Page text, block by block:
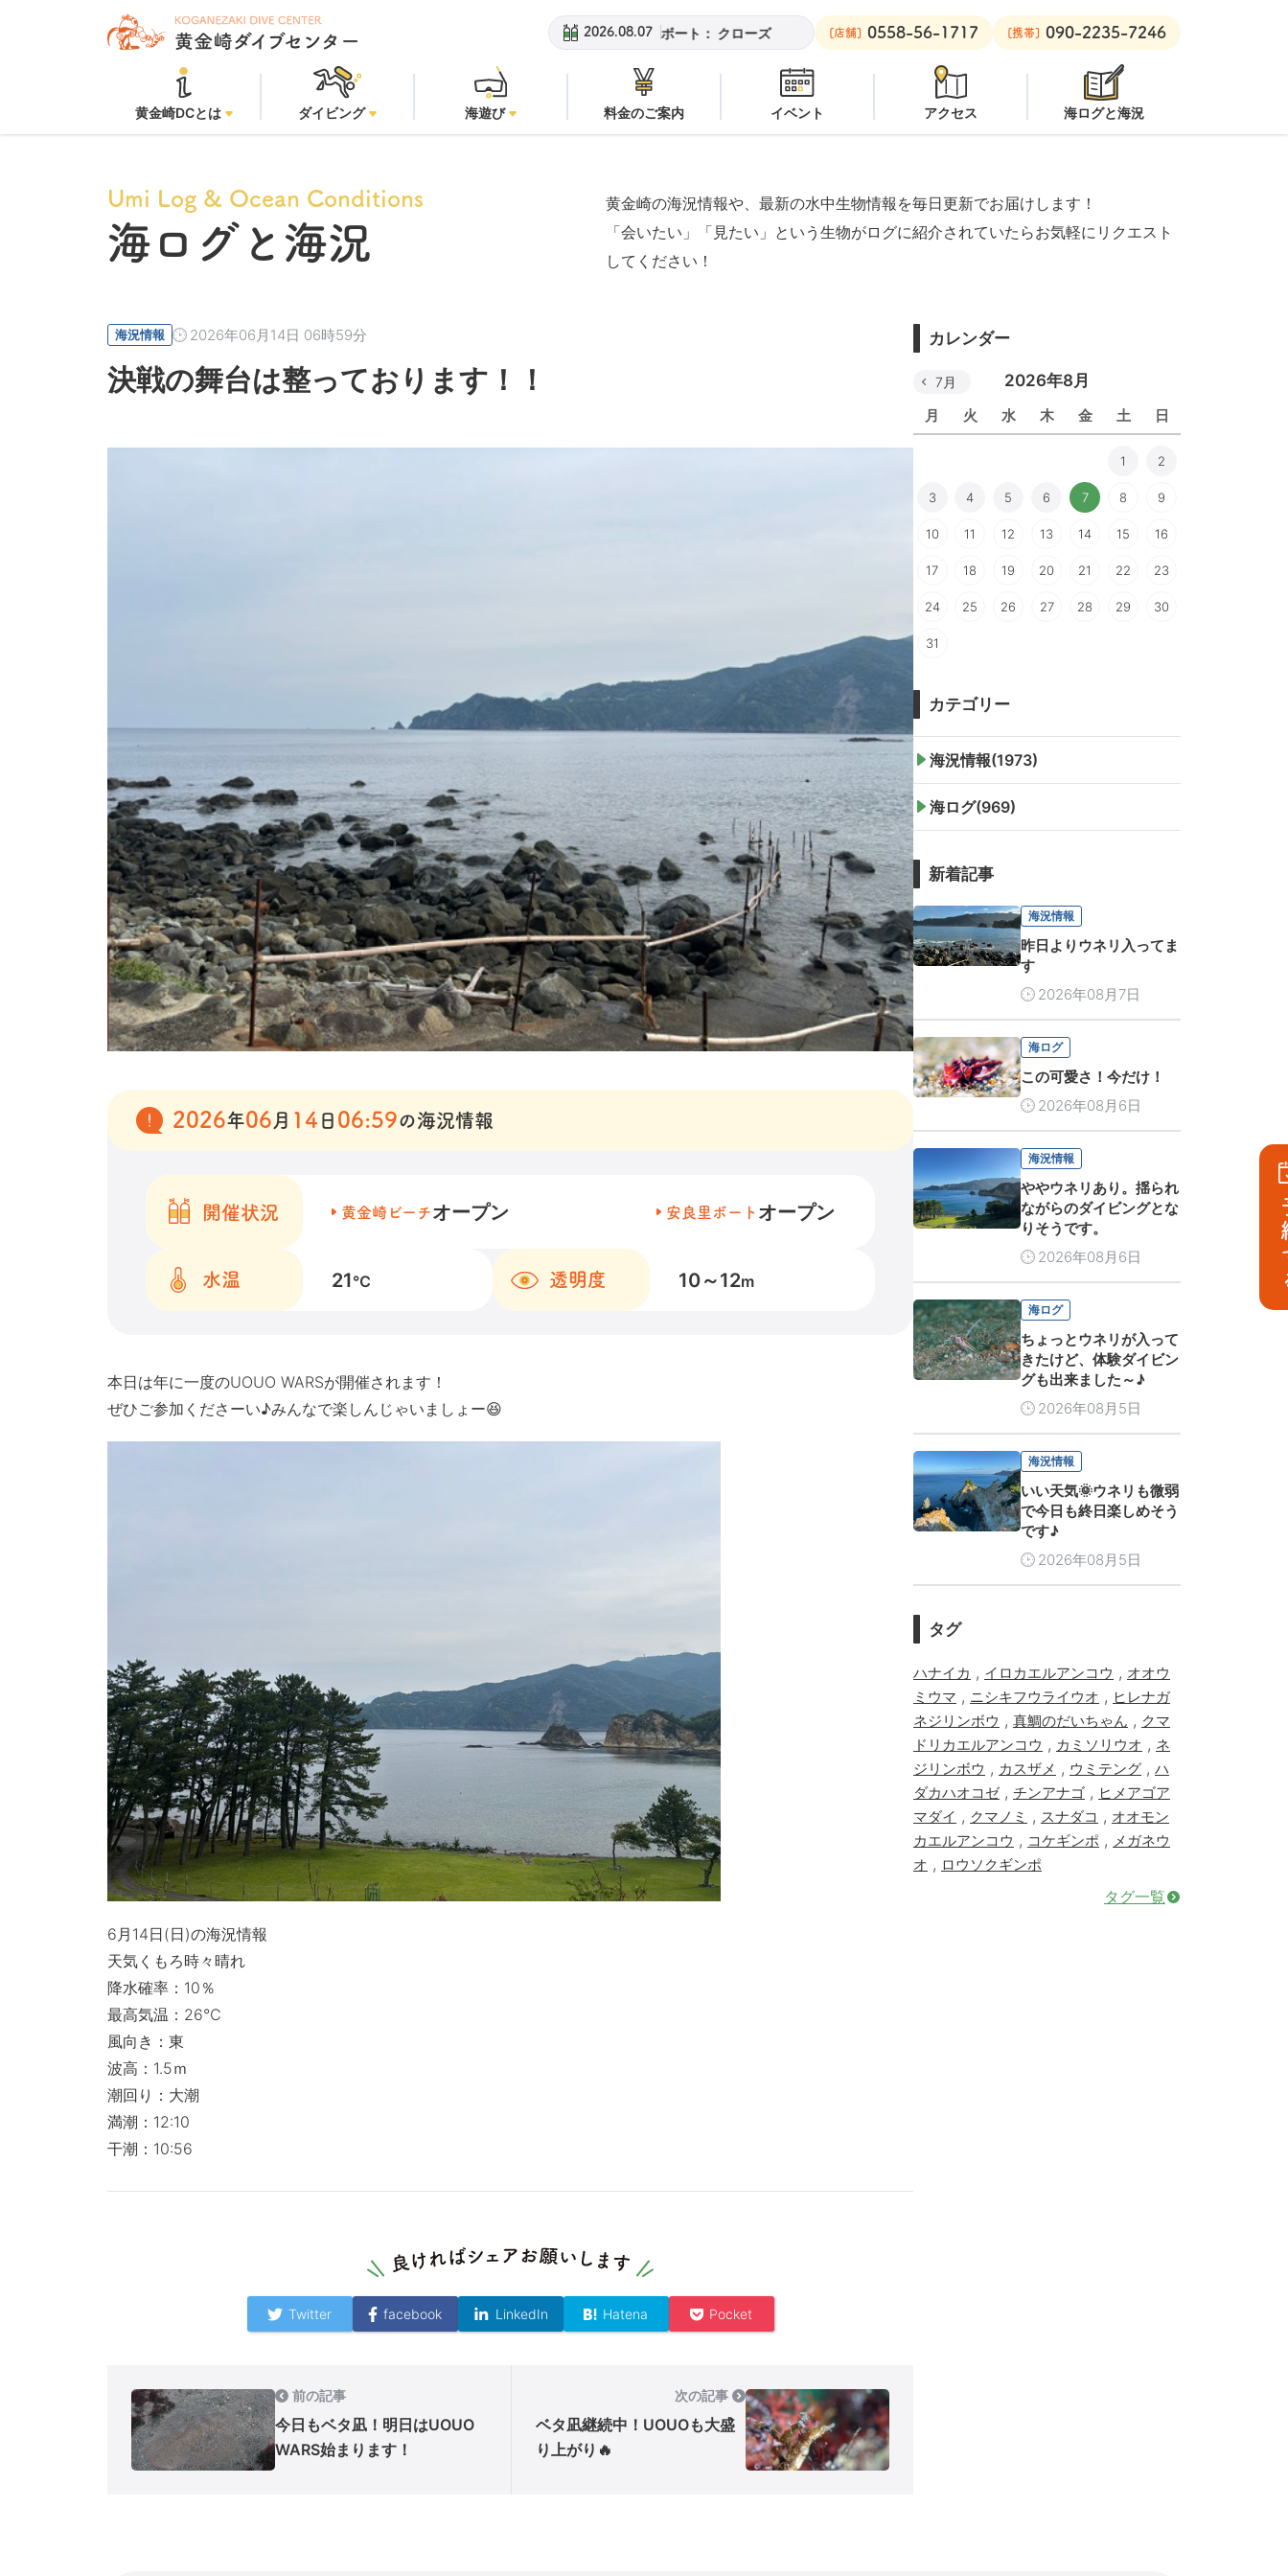
2026.08.07
潜水注意 安良里ボート：クローズ 黄金崎ビーチ： 潜水注意 安良里ボート：クローズ
[店舗] 0558-56-1717 [携帯] 090-2235-7246
黄金崎DCとは ダイビング 海遊び 料金のご案内 イベント アクセス 海ログと海況
Umi Log & Ocean Conditions
海ログと海況
黄金崎の海況情報や、最新の水中生物情報を毎日更新でお届けします！
「会いたい」「見たい」という生物がログに紹介されていたらお気軽にリクエスト
してください！
海況情報 2026年06月14日 06時59分
決戦の舞台は整っております！！
2026年06 月 14 日 06:59の海況情報
開催状況 黄金崎ビーチオープン 安良里ボート オープン
水温 21℃ 透明度 10～12m
本日は年に一度のUOUO WARSが開催されます！
ぜひご参加くださーい♪みんなで楽しんじゃいましょー😆
6月14日(日)の海況情報
天気くもろ時々晴れ
降水確率：10％
最高気温：26℃
風向き：東
波高：1.5ｍ
潮回り：大潮
満潮：12:10
干潮：10:56
Twitter facebook LinkedIn Hatena Pocket
前の記事
今日もベタ凪！明日はUOUO
WARS始まります！
次の記事
ベタ凪継続中！UOUOも大盛
り上がり🔥
カレンダー
2026年8月
月 火 水 木 金 土 日
7月
1 2
3 4 5 6 7 8 9
10 11 12 13 14 15 16
17 18 19 20 21 22 23
24 25 26 27 28 29 30
31
カテゴリー
海況情報(1973)
海ログ(969)
新着記事
海況情報
昨日よりウネリ入ってま
す
2026年08月7日
海ログ
この可愛さ！今だけ！
2026年08月6日
海況情報
ややウネリあり。揺られ
ながらのダイビングとな
りそうです。
2026年08月6日
海ログ
ちょっとウネリが入って
きたけど、体験ダイビン
グも出来ました～♪
2026年08月5日
海況情報
いい天気🌞ウネリも微弱
で今日も終日楽しめそう
です♪
2026年08月5日
タグ
ハナイカ , イロカエルアンコウ , オオウ
ミウマ , ニシキフウライウオ , ヒレナガ
ネジリンボウ , 真鯛のだいちゃん , クマ
ドリカエルアンコウ , カミソリウオ , ネ
ジリンボウ , カスザメ , ウミテング , ハ
ダカハオコゼ, チンアナゴ , ヒメアゴア
マダイ , クマノミ , スナダコ , オオモン
カエルアンコウ , コケギンポ , メガネウ
オ , ロウソクギンポ
タグ一覧